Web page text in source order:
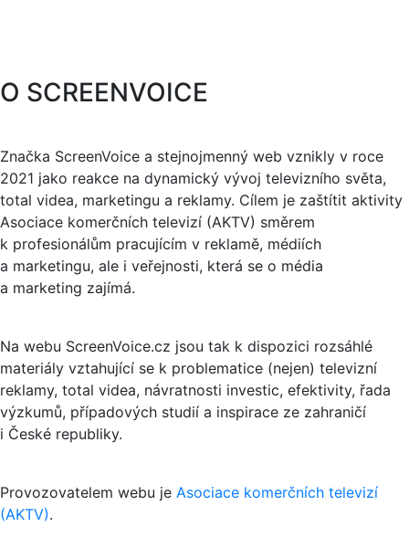
O SCREENVOICE
Značka ScreenVoice a stejnojmenný web vznikly v roce
2021 jako reakce na dynamický vývoj televizního světa,
total videa, marketingu a reklamy. Cílem je zaštítit aktivity
Asociace komerčních televizí (AKTV) směrem
k profesionálům pracujícím v reklamě, médiích
a marketingu, ale i veřejnosti, která se o média
a marketing zajímá.
Na webu ScreenVoice.cz jsou tak k dispozici rozsáhlé
materiály vztahující se k problematice (nejen) televizní
reklamy, total videa, návratnosti investic, efektivity, řada
výzkumů, případových studií a inspirace ze zahraničí
i České republiky.
Provozovatelem webu je Asociace komerčních televizí
(AKTV).